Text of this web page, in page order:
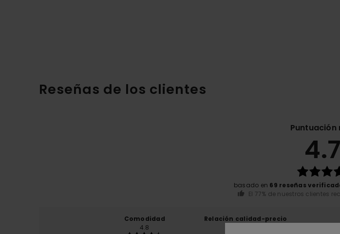
Reseñas de los clientes
Puntuación
4.7
basado en 69 reseñas
El 77% de nuestros clientes
Comodidad
4.8
Relación calidad-precio